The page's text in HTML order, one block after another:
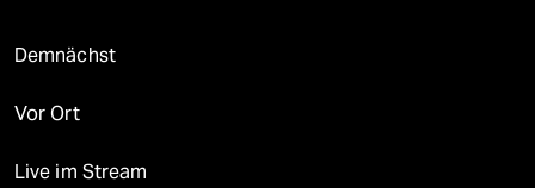
Demnächst
Vor Ort
Live im Stream